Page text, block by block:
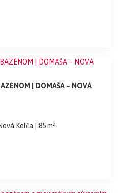
| DOMAŠA – NOVÁ
Nová Kelča | 85 m²